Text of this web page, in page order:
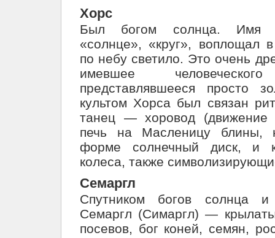
Хорс
Был богом солнца. Имя
«солнце», «круг», воплощал
по небу светило. Это очень
имевшее
представлявшееся просто
культом Хорса был связан
танец — хоровод (движение
печь на Масленицу блины,
форме солнечный диск, и
колеса, также
Семаргл
Спутником богов солнца
Семаргл (Симаргл) —
посевов, бог коней, семян,